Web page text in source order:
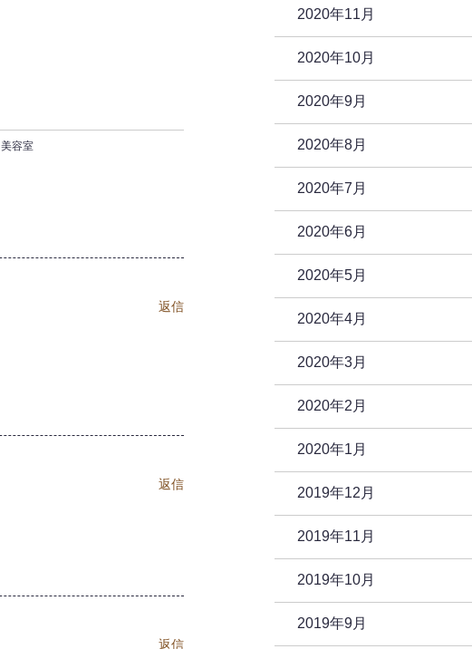
美容室
返信
返信
返信
2020年11月
2020年10月
2020年9月
2020年8月
2020年7月
2020年6月
2020年5月
2020年4月
2020年3月
2020年2月
2020年1月
2019年12月
2019年11月
2019年10月
2019年9月